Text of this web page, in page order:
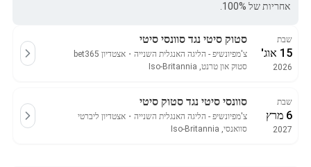
אחריות של 100%.
שבת
15 אוג'
2026
סטוק סיטי נגד סוונסי סיטי
צ'מפיונשיפ - הליגה האנגלית השנייה ・ אצטדיון bet365
סטוק און טרנט, Iso-Britannia
שבת
6 מרץ
2027
סוונסי סיטי נגד סטוק סיטי
צ'מפיונשיפ - הליגה האנגלית השנייה ・ אצטדיון ליברטי
סוואנסי, Iso-Britannia